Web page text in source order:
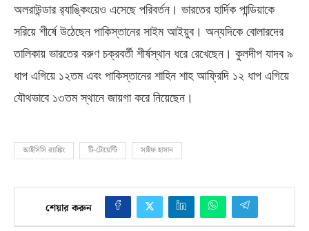
অলরাউন্ডার র‍্যাঙ্কিংয়েও এসেছে পরিবর্তন। ভারতের হার্দিক পান্ডিয়াকে
সরিয়ে শীর্ষে উঠেছেন পাকিস্তানের সাইম আইয়ুব। অন্যদিকে বোলারদের
তালিকায় ভারতের বরুণ চক্রবর্তী শীর্ষস্থান ধরে রেখেছেন। কুলদীপ যাদব ৯
ধাপ এগিয়ে ১২তম এবং পাকিস্তানের শাহিন শাহ আফ্রিদি ১২ ধাপ এগিয়ে
যৌথভাবে ১৩তম স্থানে জায়গা করে নিয়েছেন।
আইসিসি র‍্যাঙ্কিং টি-টোয়েন্টি সাইফ হাসান
শেয়ার করুন